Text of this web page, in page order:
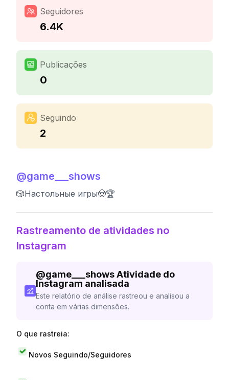
Seguidores
6.4K
Publicações
0
Seguindo
2
@game___shows
🎲Настольные игры🤠🏆
Rastreamento de atividades no
Instagram
@game___shows Atividade do
Instagram analisada
Este relatório de análise rastreou e analisou a
conta em várias dimensões.
O que rastreia:
Novos Seguindo/Seguidores